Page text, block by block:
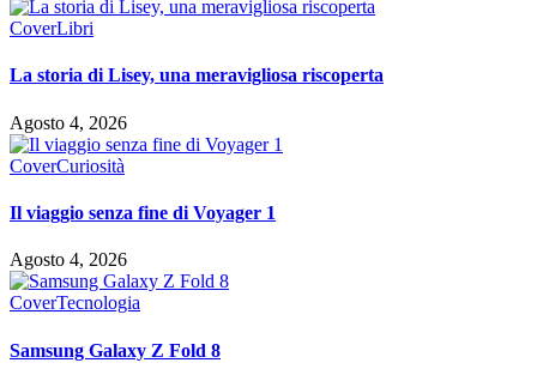
CoverLibri
La storia di Lisey, una meravigliosa riscoperta
Agosto 4, 2026
CoverCuriosità
Il viaggio senza fine di Voyager 1
Agosto 4, 2026
CoverTecnologia
Samsung Galaxy Z Fold 8